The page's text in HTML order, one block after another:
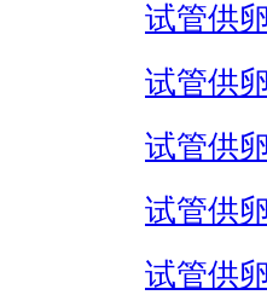
试管供
试管供
试管供
试管供
试管供